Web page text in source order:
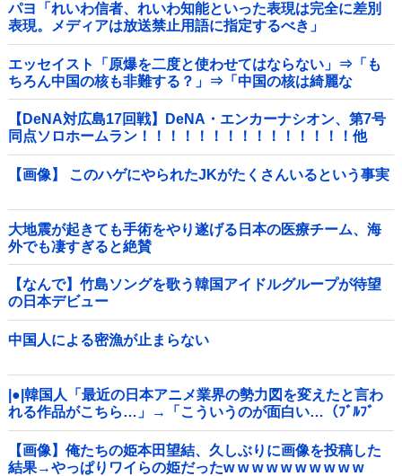
パヨ「れいわ信者、れいわ知能といった表現は完全に差別
表現。メディアは放送禁止用語に指定するべき」
エッセイスト「原爆を二度と使わせてはならない」⇒「も
ちろん中国の核も非難する？」⇒「中国の核は綺麗な
核！」
【DeNA対広島17回戦】DeNA・エンカーナシオン、第7号
同点ソロホームラン！！！！！！！！！！！！！！！他
【画像】 このハゲにやられたJKがたくさんいるという事実
大地震が起きても手術をやり遂げる日本の医療チーム、海
外でも凄すぎると絶賛
【なんで】竹島ソングを歌う韓国アイドルグループが待望
の日本デビュー
中国人による密漁が止まらない
|●|韓国人「最近の日本アニメ業界の勢力図を変えたと言わ
れる作品がこちら…」→「こういうのが面白い…（ﾌﾞﾙﾌﾞ
ﾙ」＝韓国の反応
【画像】俺たちの姫本田望結、久しぶりに画像を投稿した
結果→やっぱりワイらの姫だったw w w w w w w w w w